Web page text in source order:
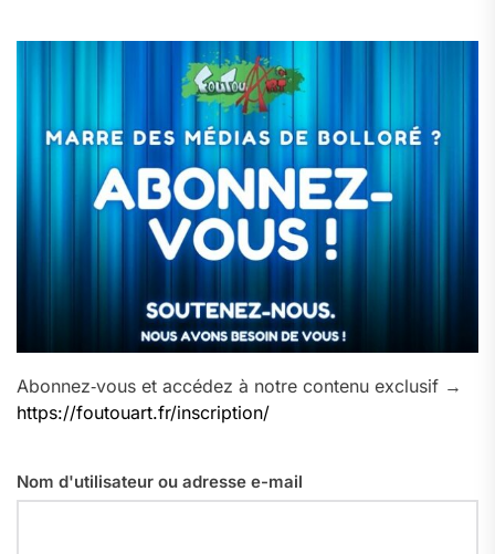
Abonnez‑vous et accédez à notre contenu exclusif →
https://foutouart.fr/inscription/
Nom d'utilisateur ou adresse e-mail